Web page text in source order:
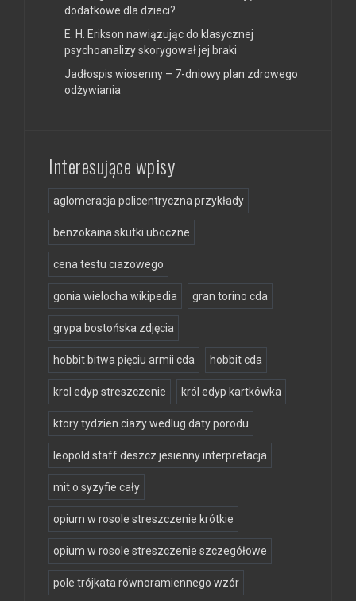
dodatkowe dla dzieci?
E. H. Erikson nawiązując do klasycznej
psychoanalizy skorygował jej braki
Jadłospis wiosenny – 7-dniowy plan zdrowego
odżywiania
Interesujące wpisy
aglomeracja policentryczna przykłady
benzokaina skutki uboczne
cena testu ciazowego
gonia wielocha wikipedia gran torino cda
grypa bostońska zdjęcia
hobbit bitwa pięciu armii cda hobbit cda
krol edyp streszczenie król edyp kartkówka
ktory tydzien ciazy wedlug daty porodu
leopold staff deszcz jesienny interpretacja
mit o syzyfie cały
opium w rosole streszczenie krótkie
opium w rosole streszczenie szczegółowe
pole trójkata równoramiennego wzór